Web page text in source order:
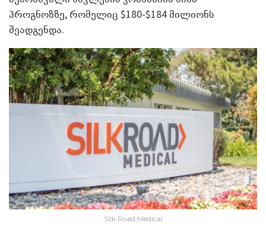
პროგნოზზე, რომელიც $180-$184 მილიონს
შეადგენდა.
Silk Road Medical